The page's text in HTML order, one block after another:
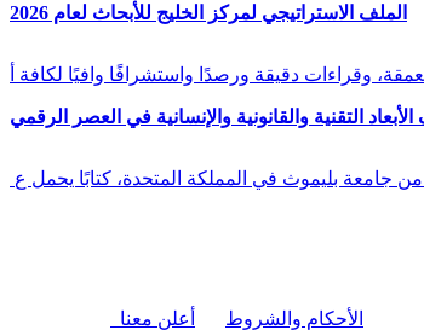
الملف الاستراتيجي لمركز الخليج للأبحاث لعام 2026
التقنية والقانونية والإنسانية في العصر الرقمي
جامعة بليموث في المملكة المتحدة، كتابًا يحمل ع
أعلن معنا الأحكام والشروط